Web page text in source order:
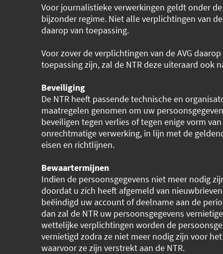
Voor journalistieke verwerkingen geldt onder de
bijzonder regime. Niet alle verplichtingen van de
daarop van toepassing.
Voor zover de verplichtingen van de AVG
toepassing zijn, zal de NTR deze uiteraard ook
Beveiliging
De NTR heeft passende technische en
maatregelen genomen om uw
beveiligen tegen verlies of tegen enige vorm van
onrechtmatige verwerking, in lijn met de
eisen en richtlijnen.
Bewaartermijnen
Indien de persoonsgegevens niet meer nodig
doordat u zich heeft afgemeld van
beëindigd uw account of deelname aan de
dan zal de NTR uw persoonsgegevens
wettelijke verplichtingen worden de
vernietigd zodra ze niet meer nodig zijn voor
waarvoor ze zijn verstrekt aan de NTR.